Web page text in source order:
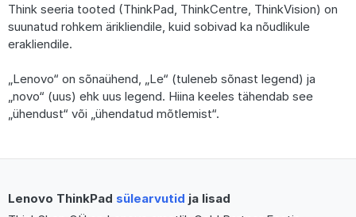
Think seeria tooted (ThinkPad, ThinkCentre, ThinkVision) on
suunatud rohkem ärikliendile, kuid sobivad ka nõudlikule
erakliendile.
„Lenovo“ on sõnaühend, „Le“ (tuleneb sõnast legend) ja
„novo“ (uus) ehk uus legend. Hiina keeles tähendab see
„ühendust“ või „ühendatud mõtlemist“.
Lenovo ThinkPad sülearvutid ja lisad